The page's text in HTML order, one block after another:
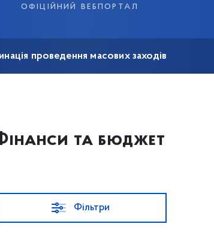
офіційний вебпортал
проведення масових заходів
та бюджет
Фільтри